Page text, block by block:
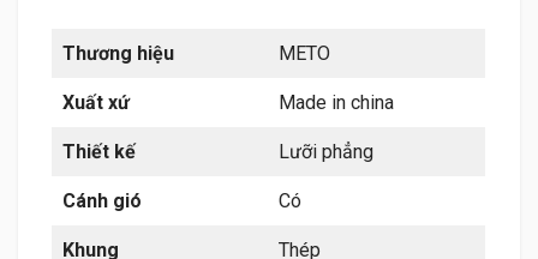
Thương hiệu METO
Xuất xứ Made in china
Thiết kế Lưỡi phẳng
Cánh gió Có
Khung Thép